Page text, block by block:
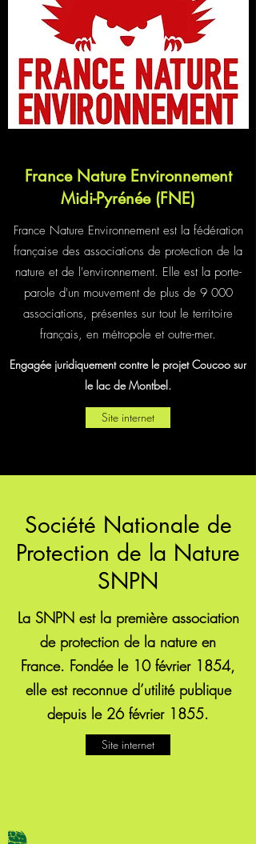
France Nature Environnement
Midi-Pyrénée (FNE)
France Nature Environnement est la fédération
française des associations de protection de la
nature et de l'environnement. Elle est la porte-
parole d'un mouvement de plus de 9 000
associations, présentes sur tout le territoire
français, en métropole et outre-mer.
Engagée juridiquement contre le projet Coucoo sur
le lac de Montbel.
Site internet
Société Nationale de
Protection de la Nature
SNPN
La SNPN est la première association
de protection de la nature en
France. Fondée le 10 février 1854,
elle est reconnue d’utilité publique
depuis le 26 février 1855.
Site internet